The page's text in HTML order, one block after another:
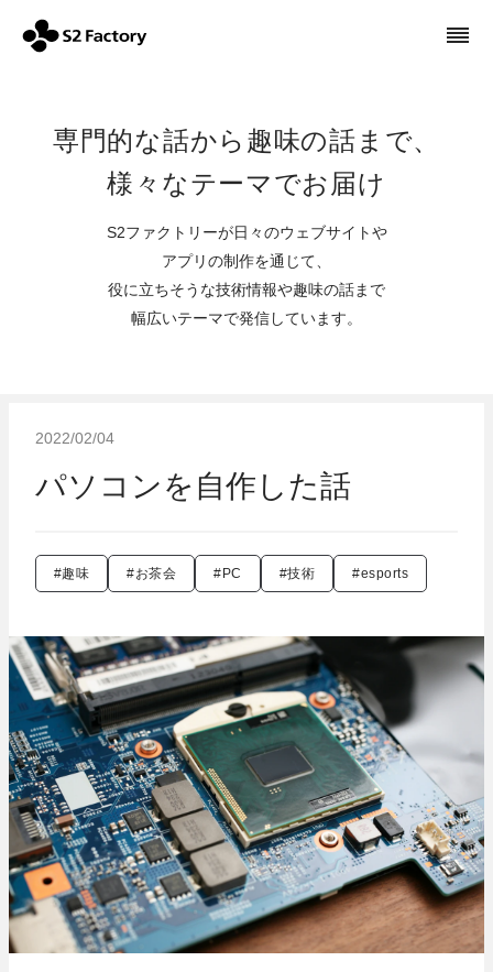
専門的な話から趣味の話まで、
様々なテーマでお届け
S2ファクトリーが日々のウェブサイトや
アプリの制作を通じて、
役に立ちそうな技術情報や趣味の話まで
幅広いテーマで発信しています。
2022/02/04
パソコンを自作した話
#趣味 #お茶会 #PC #技術 #esports